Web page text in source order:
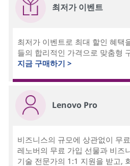
최저가 이벤트
최저가 이벤트로 최대 할인 혜택
들의 합리적인 가격으로 맞춤형
지금 구매하기 >
Lenovo Pro
비즈니스의 규모에 상관없이 무
레노버의 무료 가입 선물과 비즈
기술 전문가의 1:1 지원을 받고,